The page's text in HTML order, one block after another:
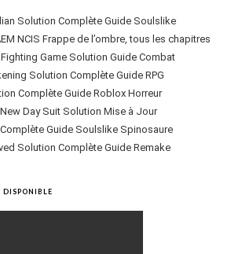
Solution Complète Guide Soulslike
NCIS Frappe de l’ombre, tous les chapitres
Game Solution Guide Combat
Solution Complète Guide RPG
Complète Guide Roblox Horreur
Day Suit Solution Mise à Jour
Guide Soulslike Spinosaure
Solution Complète Guide Remake
DISPONIBLE